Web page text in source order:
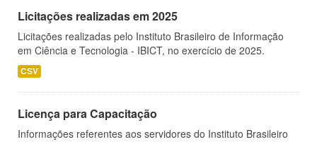
Licitações realizadas em 2025
Licitações realizadas pelo Instituto Brasileiro de Informação
em Ciência e Tecnologia - IBICT, no exercício de 2025.
CSV
Licença para Capacitação
Informações referentes aos servidores do Instituto Brasileiro